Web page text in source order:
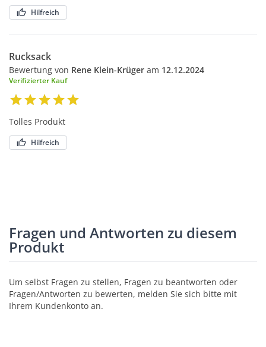
Hilfreich
Rucksack
Bewertung von Rene Klein-Krüger am 12.12.2024
Verifizierter Kauf
Tolles Produkt
Hilfreich
Fragen und Antworten zu diesem
Produkt
Um selbst Fragen zu stellen, Fragen zu beantworten oder
Fragen/Antworten zu bewerten, melden Sie sich bitte mit
Ihrem Kundenkonto an.